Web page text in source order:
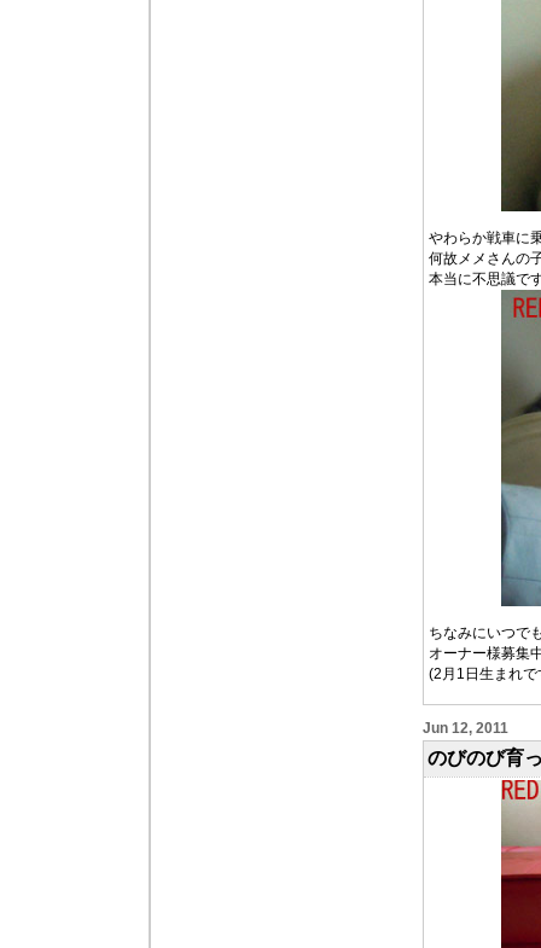
やわらか戦車に
何故メメさんの
本当に不思議で
ちなみにいつで
オーナー様募集
(2月1日生まれで
Jun 12, 2011
のびのび育